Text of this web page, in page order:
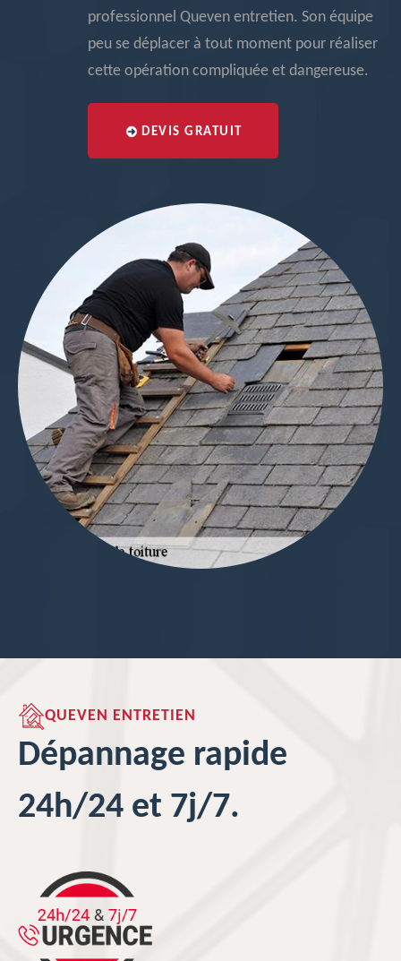
professionnel Queven entretien. Son équipe
peu se déplacer à tout moment pour réaliser
cette opération compliquée et dangereuse.
DEVIS GRATUIT
QUEVEN ENTRETIEN
Dépannage rapide
24h/24 et 7j/7.